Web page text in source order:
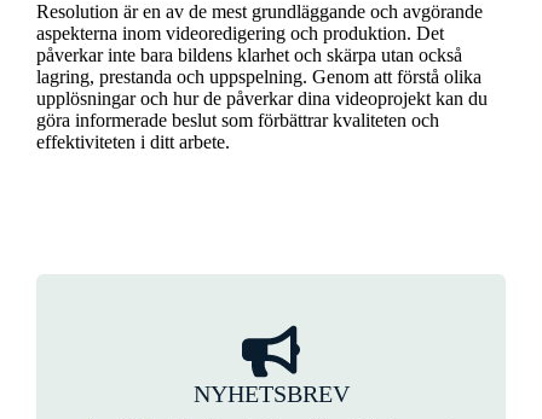
Resolution är en av de mest grundläggande och avgörande
aspekterna inom videoredigering och produktion. Det
påverkar inte bara bildens klarhet och skärpa utan också
lagring, prestanda och uppspelning. Genom att förstå olika
upplösningar och hur de påverkar dina videoprojekt kan du
göra informerade beslut som förbättrar kvaliteten och
effektiviteten i ditt arbete.
NYHETSBREV